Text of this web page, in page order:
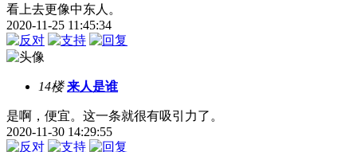
看上去更像中东人。
2020-11-25 11:45:34
14楼 来人是谁
是啊，便宜。这一条就很有吸引力了。
2020-11-30 14:29:55